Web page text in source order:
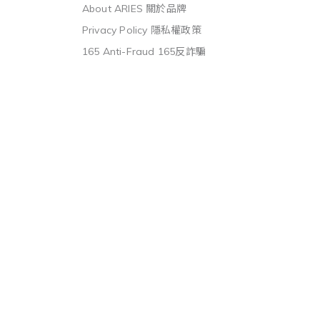
About ARIES 關於品牌
Privacy Policy 隱私權政策
165 Anti-Fraud 165反詐騙